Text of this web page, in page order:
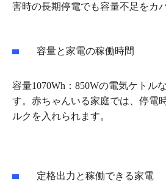
害時の長期停電でも容量不足をカ
容量と家電の稼働時間
容量1070Wh：850Wの電気ケトル
す。赤ちゃんいる家庭では、停電
ルクを入れられます。
定格出力と稼働できる家電